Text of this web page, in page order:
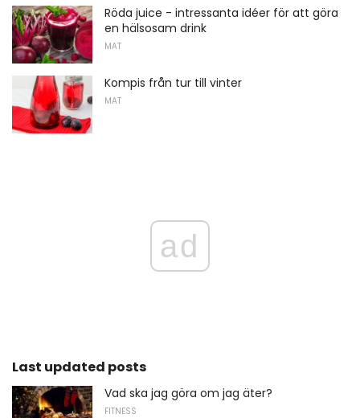
Röda juice - intressanta idéer för att göra
en hälsosam drink
MAT
Kompis från tur till vinter
MAT
ad
Last updated posts
Vad ska jag göra om jag äter?
FITNESS